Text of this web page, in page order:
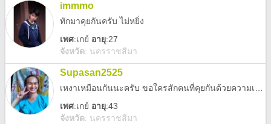
immmo
ทักมาคุยกันครับ ไม่หยิ่ง
เพศ:เกย์ อายุ:27
จังหวัด: นครราชสีมา
Supasan2525
เพศ:เกย์ อายุ:43
จังหวัด: นครราชสีมา